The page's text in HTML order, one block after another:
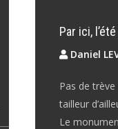
Par ici,
Daniel
Pas de
tailleur
Le